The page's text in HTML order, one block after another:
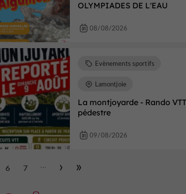
OLYMPIADES DE L'EAU
08/08/2026
La montjoyarde - Rando
pédestre
Evènements sportifs
Lamontjoie
09/08/2026
6 7 ...